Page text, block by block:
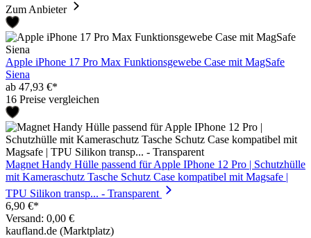
Zum Anbieter
Apple iPhone 17 Pro Max Funktionsgewebe Case mit MagSafe
Siena
ab 47,93 €*
16 Preise vergleichen
Magnet Handy Hülle passend für Apple IPhone 12 Pro | Schutzhülle
mit Kameraschutz Tasche Schutz Case kompatibel mit Magsafe |
TPU Silikon transp... - Transparent
6,90 €*
Versand: 0,00 €
kaufland.de (Marktplatz)